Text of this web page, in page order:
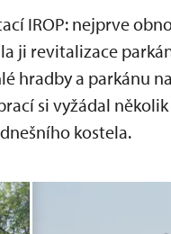
IROP: nejprve
ji revitalizace
hradby a parkánu
si vyžádal
kostela.